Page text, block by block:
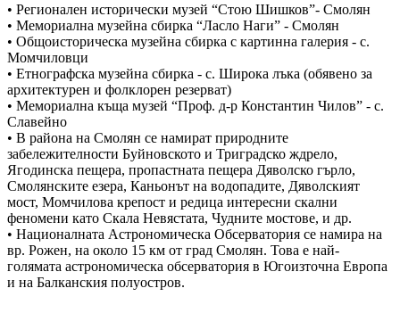
• Регионален исторически музей “Стою Шишков”- Смолян
• Мемориална музейна сбирка “Ласло Наги” - Смолян
• Общоисторическа музейна сбирка с картинна галерия - с.
Момчиловци
• Етнографска музейна сбирка - с. Широка лъка (обявено за
архитектурен и фолклорен резерват)
• Мемориална къща музей “Проф. д-р Константин Чилов” - с.
Славейно
• В района на Смолян се намират природните
забележителности Буйновското и Триградско ждрело,
Ягодинска пещера, пропастната пещера Дяволско гърло,
Смолянските езера, Каньонът на водопадите, Дяволският
мост, Момчилова крепост и редица интересни скални
феномени като Скала Невястата, Чудните мостове, и др.
• Националната Астрономическа Обсерватория се намира на
вр. Рожен, на около 15 км от град Смолян. Това е най-
голямата астрономическа обсерватория в Югоизточна Европа
и на Балканския полуостров.